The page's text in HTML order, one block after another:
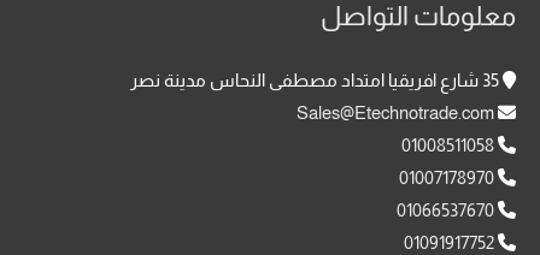
معلومات التواصل
01008511058
01007178970
01066537670
01091917752